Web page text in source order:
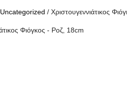
Uncategorized / Χριστουγεννιάτικος